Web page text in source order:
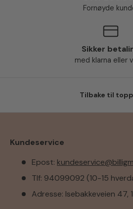
Fornøyde
Sikker
med klarna eller
Tilbake til
Kundeservice
Epost:
Tlf: 94099092 (10-15
Adresse: Isebakkeveien 47,